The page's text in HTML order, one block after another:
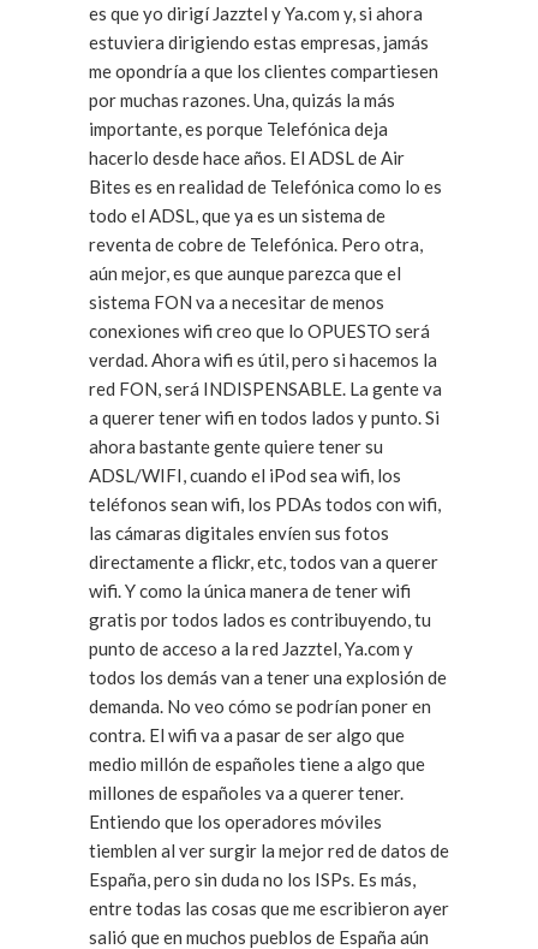
es que yo dirigí Jazztel y Ya.com y, si ahora
estuviera dirigiendo estas empresas, jamás
me opondría a que los clientes compartiesen
por muchas razones. Una, quizás la más
importante, es porque Telefónica deja
hacerlo desde hace años. El ADSL de Air
Bites es en realidad de Telefónica como lo es
todo el ADSL, que ya es un sistema de
reventa de cobre de Telefónica. Pero otra,
aún mejor, es que aunque parezca que el
sistema FON va a necesitar de menos
conexiones wifi creo que lo OPUESTO será
verdad. Ahora wifi es útil, pero si hacemos la
red FON, será INDISPENSABLE. La gente va
a querer tener wifi en todos lados y punto. Si
ahora bastante gente quiere tener su
ADSL/WIFI, cuando el iPod sea wifi, los
teléfonos sean wifi, los PDAs todos con wifi,
las cámaras digitales envíen sus fotos
directamente a flickr, etc, todos van a querer
wifi. Y como la única manera de tener wifi
gratis por todos lados es contribuyendo, tu
punto de acceso a la red Jazztel, Ya.com y
todos los demás van a tener una explosión de
demanda. No veo cómo se podrían poner en
contra. El wifi va a pasar de ser algo que
medio millón de españoles tiene a algo que
millones de españoles va a querer tener.
Entiendo que los operadores móviles
tiemblen al ver surgir la mejor red de datos de
España, pero sin duda no los ISPs. Es más,
entre todas las cosas que me escribieron ayer
salió que en muchos pueblos de España aún